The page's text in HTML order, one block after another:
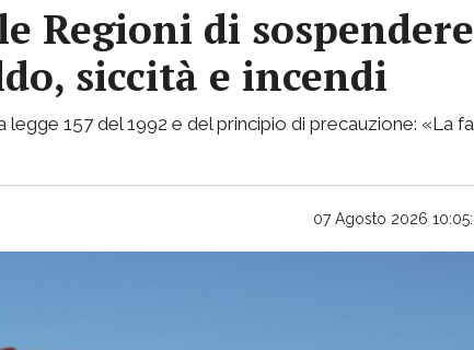
Regioni di
siccità e incendi
157 del 1992 e del principio di precauzione: «La
07 Agosto 2026